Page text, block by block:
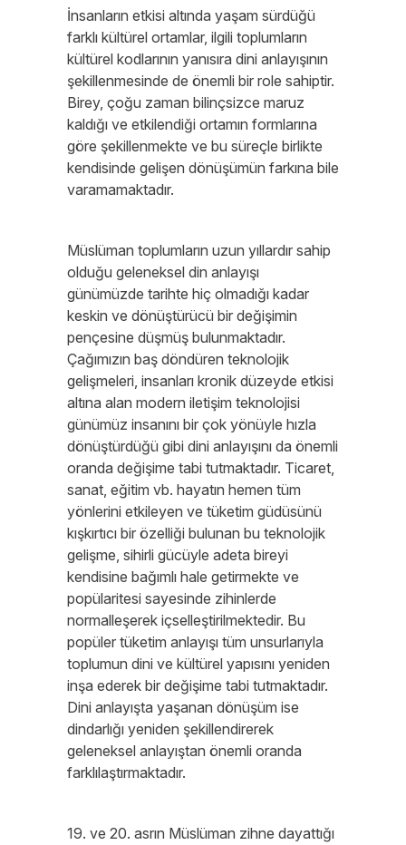
İnsanların etkisi altında yaşam sürdüğü
farklı kültürel ortamlar, ilgili toplumların
kültürel kodlarının yanısıra dini anlayışının
şekillenmesinde de önemli bir role sahiptir.
Birey, çoğu zaman bilinçsizce maruz
kaldığı ve etkilendiği ortamın formlarına
göre şekillenmekte ve bu süreçle birlikte
kendisinde gelişen dönüşümün farkına bile
varamamaktadır.
Müslüman toplumların uzun yıllardır sahip
olduğu geleneksel din anlayışı
günümüzde tarihte hiç olmadığı kadar
keskin ve dönüştürücü bir değişimin
pençesine düşmüş bulunmaktadır.
Çağımızın baş döndüren teknolojik
gelişmeleri, insanları kronik düzeyde etkisi
altına alan modern iletişim teknolojisi
günümüz insanını bir çok yönüyle hızla
dönüştürdüğü gibi dini anlayışını da önemli
oranda değişime tabi tutmaktadır. Ticaret,
sanat, eğitim vb. hayatın hemen tüm
yönlerini etkileyen ve tüketim güdüsünü
kışkırtıcı bir özelliği bulunan bu teknolojik
gelişme, sihirli gücüyle adeta bireyi
kendisine bağımlı hale getirmekte ve
popülaritesi sayesinde zihinlerde
normalleşerek içselleştirilmektedir. Bu
popüler tüketim anlayışı tüm unsurlarıyla
toplumun dini ve kültürel yapısını yeniden
inşa ederek bir değişime tabi tutmaktadır.
Dini anlayışta yaşanan dönüşüm ise
dindarlığı yeniden şekillendirerek
geleneksel anlayıştan önemli oranda
farklılaştırmaktadır.
19. ve 20. asrın Müslüman zihne dayattığı